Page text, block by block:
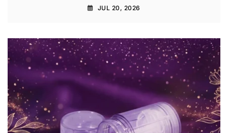
JUL 20, 2026